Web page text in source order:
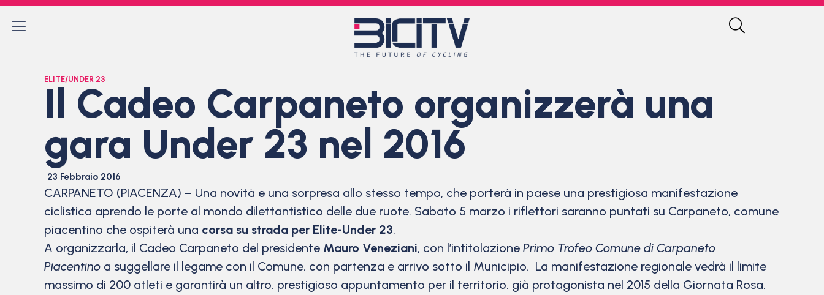
ELITE/UNDER 23
Il Cadeo Carpaneto organizzerà una
gara Under 23 nel 2016
23 Febbraio 2016
CARPANETO (PIACENZA) – Una novità e una sorpresa allo stesso tempo, che porterà in paese una prestigiosa manifestazione
ciclistica aprendo le porte al mondo dilettantistico delle due ruote. Sabato 5 marzo i riflettori saranno puntati su Carpaneto, comune
piacentino che ospiterà una corsa su strada per Elite-Under 23.
A organizzarla, il Cadeo Carpaneto del presidente Mauro Veneziani, con l’intitolazione Primo Trofeo Comune di Carpaneto
Piacentino a suggellare il legame con il Comune, con partenza e arrivo sotto il Municipio. La manifestazione regionale vedrà il limite
massimo di 200 atleti e garantirà un altro, prestigioso appuntamento per il territorio, già protagonista nel 2015 della Giornata Rosa,